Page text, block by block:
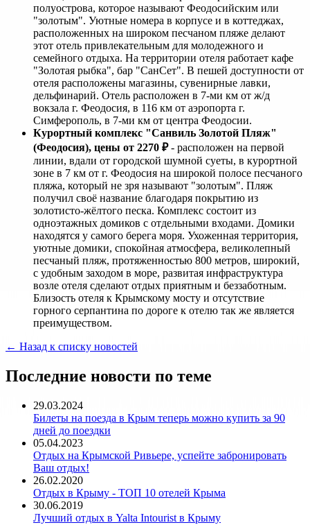
полуострова, которое называют Феодосийским или
"золотым". Уютные номера в корпусе и в коттеджах,
расположенных на широком песчаном пляже делают
этот отель привлекательным для молодежного и
семейного отдыха. На территории отеля работает кафе
"Золотая рыбка", бар "СанСет". В пешей доступности от
отеля расположены магазины, сувенирные лавки,
дельфинарий. Отель расположен в 7-ми км от ж/д
вокзала г. Феодосия, в 116 км от аэропорта г.
Симферополь, в 7-ми км от центра Феодосии.
Курортный комплекс "Санвиль Золотой Пляж"
(Феодосия), цены от 2270 ₽- расположен на первой
линии, вдали от городской шумной суеты, в курортной
зоне в 7 км от г. Феодосия на широкой полосе песчаного
пляжа, который не зря называют "золотым". Пляж
получил своё название благодаря покрытию из
золотисто-жёлтого песка. Комплекс состоит из
одноэтажных домиков с отдельными входами. Домики
находятся у самого берега моря. Ухоженная территория,
уютные домики, спокойная атмосфера, великолепный
песчаный пляж, протяженностью 800 метров, широкий,
с удобным заходом в море, развитая инфраструктура
возле отеля сделают отдых приятным и беззаботным.
Близость отеля к Крымскому мосту и отсутствие
горного серпантина по дороге к отелю так же является
преимуществом.
← Назад к списку новостей
Последние новости по теме
29.03.2024
Билеты на поезда в Крым теперь можно купить за 90
дней до поездки
05.04.2023
Отдых на Крымской Ривьере, успейте забронировать
Ваш отдых!
26.02.2020
Отдых в Крыму - ТОП 10 отелей Крыма
30.06.2019
Лучший отдых в Yalta Intourist в Крыму